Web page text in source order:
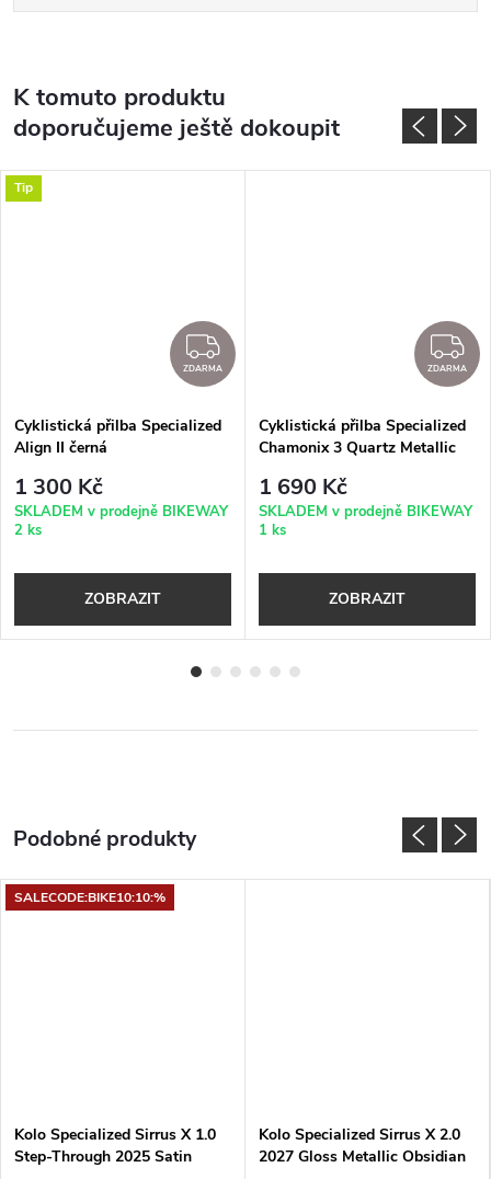
K tomuto produktu
doporučujeme ještě dokoupit
Tip
ZDARMA
ZDARMA
Cyklistická přilba Specialized
Align II černá
1 300 Kč
SKLADEM v prodejně BIKEWAY
2 ks
ZOBRAZIT
ZDARMA
Cyklistická přilba Specialized
Chamonix 3 Quartz Metallic
1 690 Kč
SKLADEM v prodejně BIKEWAY
1 ks
ZOBRAZIT
SALECODE:BIKE10:10:%
Kolo Specialized Sirrus X 1.0
Step-Through 2025 Satin
Kolo Specialized Sirrus X 2.0
2027 Gloss Metallic Obsidian